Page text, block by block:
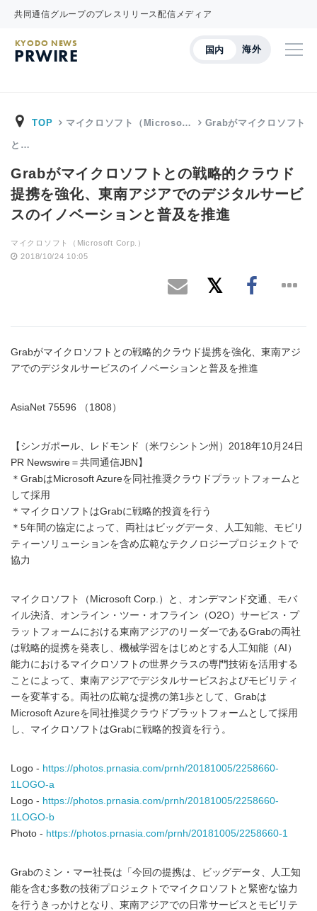
共同通信グループのプレスリリース配信メディア
国内 海外
KYODO NEWS
PRWIRE
TOP マイクロソフト（Microso… Grabがマイクロソフト
と…
Grabがマイクロソフトとの戦略的クラウド
提携を強化、東南アジアでのデジタルサービ
スのイノベーションと普及を推進
マイクロソフト（Microsoft Corp.）
2018/10/24 10:05
Grabがマイクロソフトとの戦略的クラウド提携を強化、東南アジ
アでのデジタルサービスのイノベーションと普及を推進
AsiaNet 75596 （1808）
【シンガポール、レドモンド（米ワシントン州）2018年10月24日
PR Newswire＝共同通信JBN】
＊GrabはMicrosoft Azureを同社推奨クラウドプラットフォームと
して採用
＊マイクロソフトはGrabに戦略的投資を行う
＊5年間の協定によって、両社はビッグデータ、人工知能、モビリ
ティーソリューションを含め広範なテクノロジープロジェクトで
協力
マイクロソフト（Microsoft Corp.）と、オンデマンド交通、モバ
イル決済、オンライン・ツー・オフライン（O2O）サービス・プ
ラットフォームにおける東南アジアのリーダーであるGrabの両社
は戦略的提携を発表し、機械学習をはじめとする人工知能（AI）
能力におけるマイクロソフトの世界クラスの専門技術を活用する
ことによって、東南アジアでデジタルサービスおよびモビリティ
ーを変革する。両社の広範な提携の第1歩として、Grabは
Microsoft Azureを同社推奨クラウドプラットフォームとして採用
し、マイクロソフトはGrabに戦略的投資を行う。
Logo - https://photos.prnasia.com/prnh/20181005/2258660-
1LOGO-a
Logo - https://photos.prnasia.com/prnh/20181005/2258660-
1LOGO-b
Photo - https://photos.prnasia.com/prnh/20181005/2258660-1
Grabのミン・マー社長は「今回の提携は、ビッグデータ、人工知
能を含む多数の技術プロジェクトでマイクロソフトと緊密な協力
を行うきっかけとなり、東南アジアでの日常サービスとモビリテ